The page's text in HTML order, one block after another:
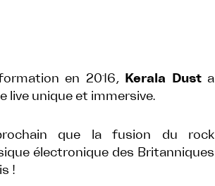
en 2016, Kerala Dusta
live unique et immersive.
que la fusion du rock
électronique des Britanniques
!